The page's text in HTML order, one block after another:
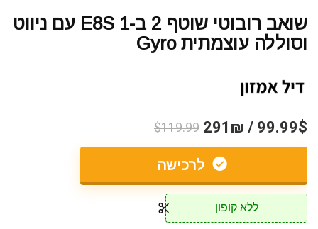
שואב רובוטי שוטף 2 ב-1 E8S עם ניווט
וסוללה עוצמתית Gyro
99.99$ / 291₪
$119.99
לרכישה
ללא קופון